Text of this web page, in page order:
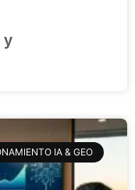
y
IA & GEO